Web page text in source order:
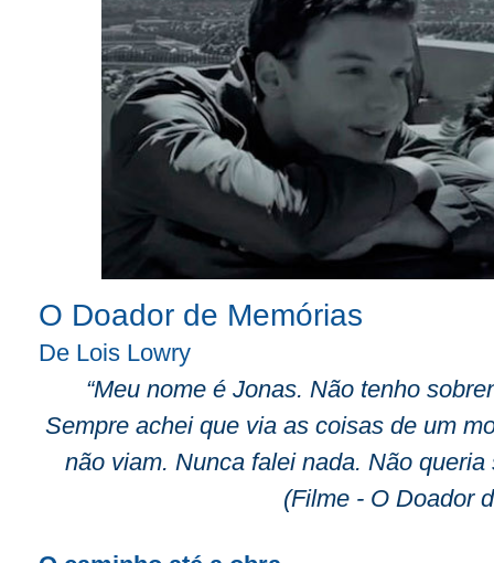
O Doador de Memórias
De Lois Lowry
“Meu nome é Jonas. Não tenho
Sempre achei que via as coisas de um
não viam. Nunca falei nada. Não
(Filme - O Doador